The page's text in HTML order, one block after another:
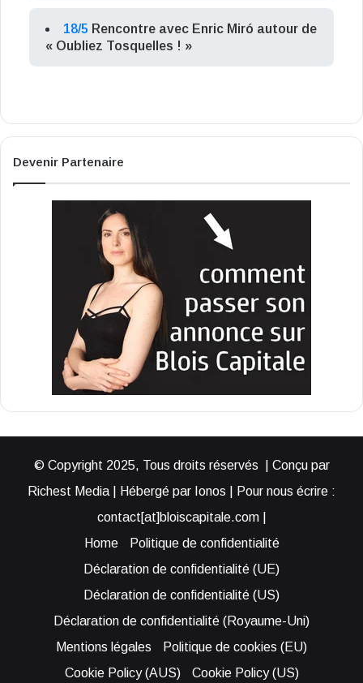
18/5 Rencontre avec Enric Miró autour de
« Oubliez Tosquelles ! »
Devenir Partenaire
© Copyright 2025, Tous droits réservés | Conçu par
Richest Media | Hébergé par Ionos | Pour nous écrire :
contact[at]bloiscapitale.com |
Home
Politique de confidentialité
Déclaration de confidentialité (UE)
Déclaration de confidentialité (US)
Déclaration de confidentialité (Royaume-Uni)
Mentions légales
Politique de cookies (EU)
Cookie Policy (AUS)
Cookie Policy (US)